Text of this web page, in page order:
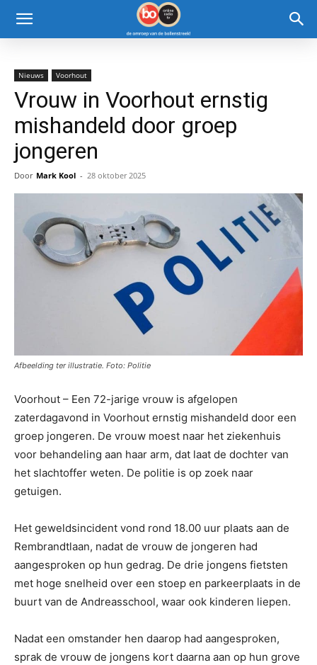
Nieuws Voorhout
Vrouw in Voorhout ernstig
mishandeld door groep
jongeren
Door Mark Kool - 28 oktober 2025
Afbeelding ter illustratie. Foto: Politie
Voorhout – Een 72-jarige vrouw is afgelopen
zaterdagavond in Voorhout ernstig mishandeld door een
groep jongeren. De vrouw moest naar het ziekenhuis
voor behandeling aan haar arm, dat laat de dochter van
het slachtoffer weten. De politie is op zoek naar
getuigen.
Het geweldsincident vond rond 18.00 uur plaats aan de
Rembrandtlaan, nadat de vrouw de jongeren had
aangesproken op hun gedrag. De drie jongens fietsten
met hoge snelheid over een stoep en parkeerplaats in de
buurt van de Andreasschool, waar ook kinderen liepen.
Nadat een omstander hen daarop had aangesproken,
sprak de vrouw de jongens kort daarna aan op hun grove